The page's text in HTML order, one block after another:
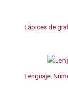
Lápices de
Lenguaje.